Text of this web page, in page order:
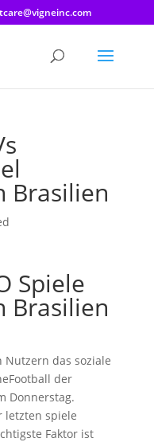
Brasilien
Spiele
Brasilien
Nutzern das soziale
der
Donnerstag.
letzten spiele
Faktor ist